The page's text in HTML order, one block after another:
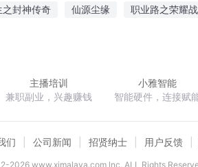
之封神传奇 仙源尘缘 职业路之荣耀
主播培训
兼职副业，兴趣赚钱
小雅智能
智能硬件，连接赋
们 公司新闻 招贤纳士 用户反馈
2026www.ximalaya.com lnc. ALL Rights